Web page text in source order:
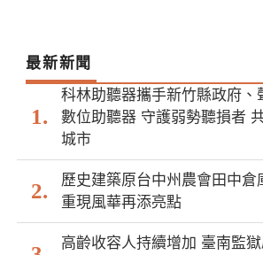
最新新聞
科林助聽器攜手新竹縣政府、
數位助聽器 守護弱勢聽損者
城市
歷史建築原台中州農會田中
重現風華再添亮點
高齡收容人持續增加 臺南監